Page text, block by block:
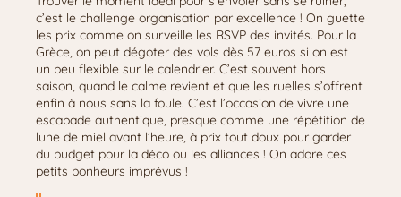
c’est le challenge organisation par excellence ! On guette
les prix comme on surveille les RSVP des invités. Pour la
Grèce, on peut dégoter des vols dès 57 euros si on est
un peu flexible sur le calendrier. C’est souvent hors
saison, quand le calme revient et que les ruelles s’offrent
enfin à nous sans la foule. C’est l’occasion de vivre une
escapade authentique, presque comme une répétition de
lune de miel avant l’heure, à prix tout doux pour garder
du budget pour la déco ou les alliances ! On adore ces
petits bonheurs imprévus !